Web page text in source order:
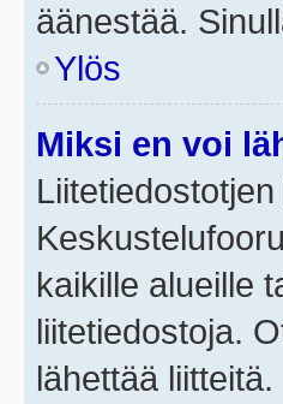
äänestää.
Ylös
Miksi en voi
kaikille alueille
liitetiedostoja.
lähettää liitteitä.